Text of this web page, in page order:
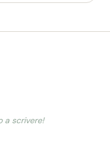
a scrivere!